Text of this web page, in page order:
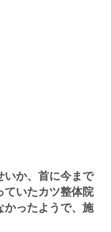
いか、首に今まで
ていたカツ整体院
かったようで、施